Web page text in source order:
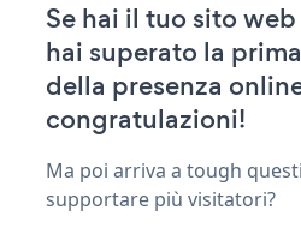
Se hai il tuo sito
hai superato la
della presenza
congratulazioni!
Ma poi arriva a tough
supportare più visitatori?